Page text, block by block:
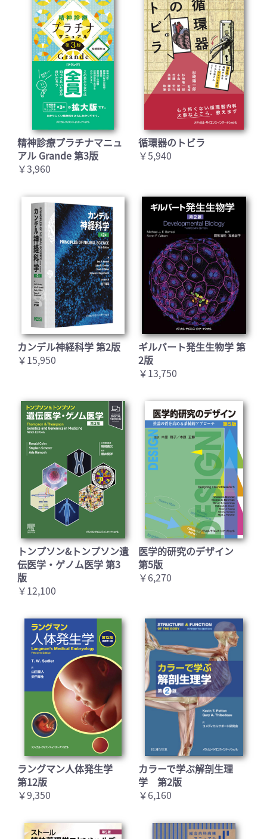
精神診療プラチナマニュ
アル Grande 第3版
￥3,960
循環器のトビラ
￥5,940
カンデル神経科学 第2版
￥15,950
ギルバート発生生物学 第
2版
￥13,750
トンプソン&トンプソン遺
伝医学・ゲノム医学 第3
版
￥12,100
医学的研究のデザイン
第5版
￥6,270
ラングマン人体発生学
第12版
￥9,350
カラーで学ぶ解剖生理
学 第2版
￥6,160